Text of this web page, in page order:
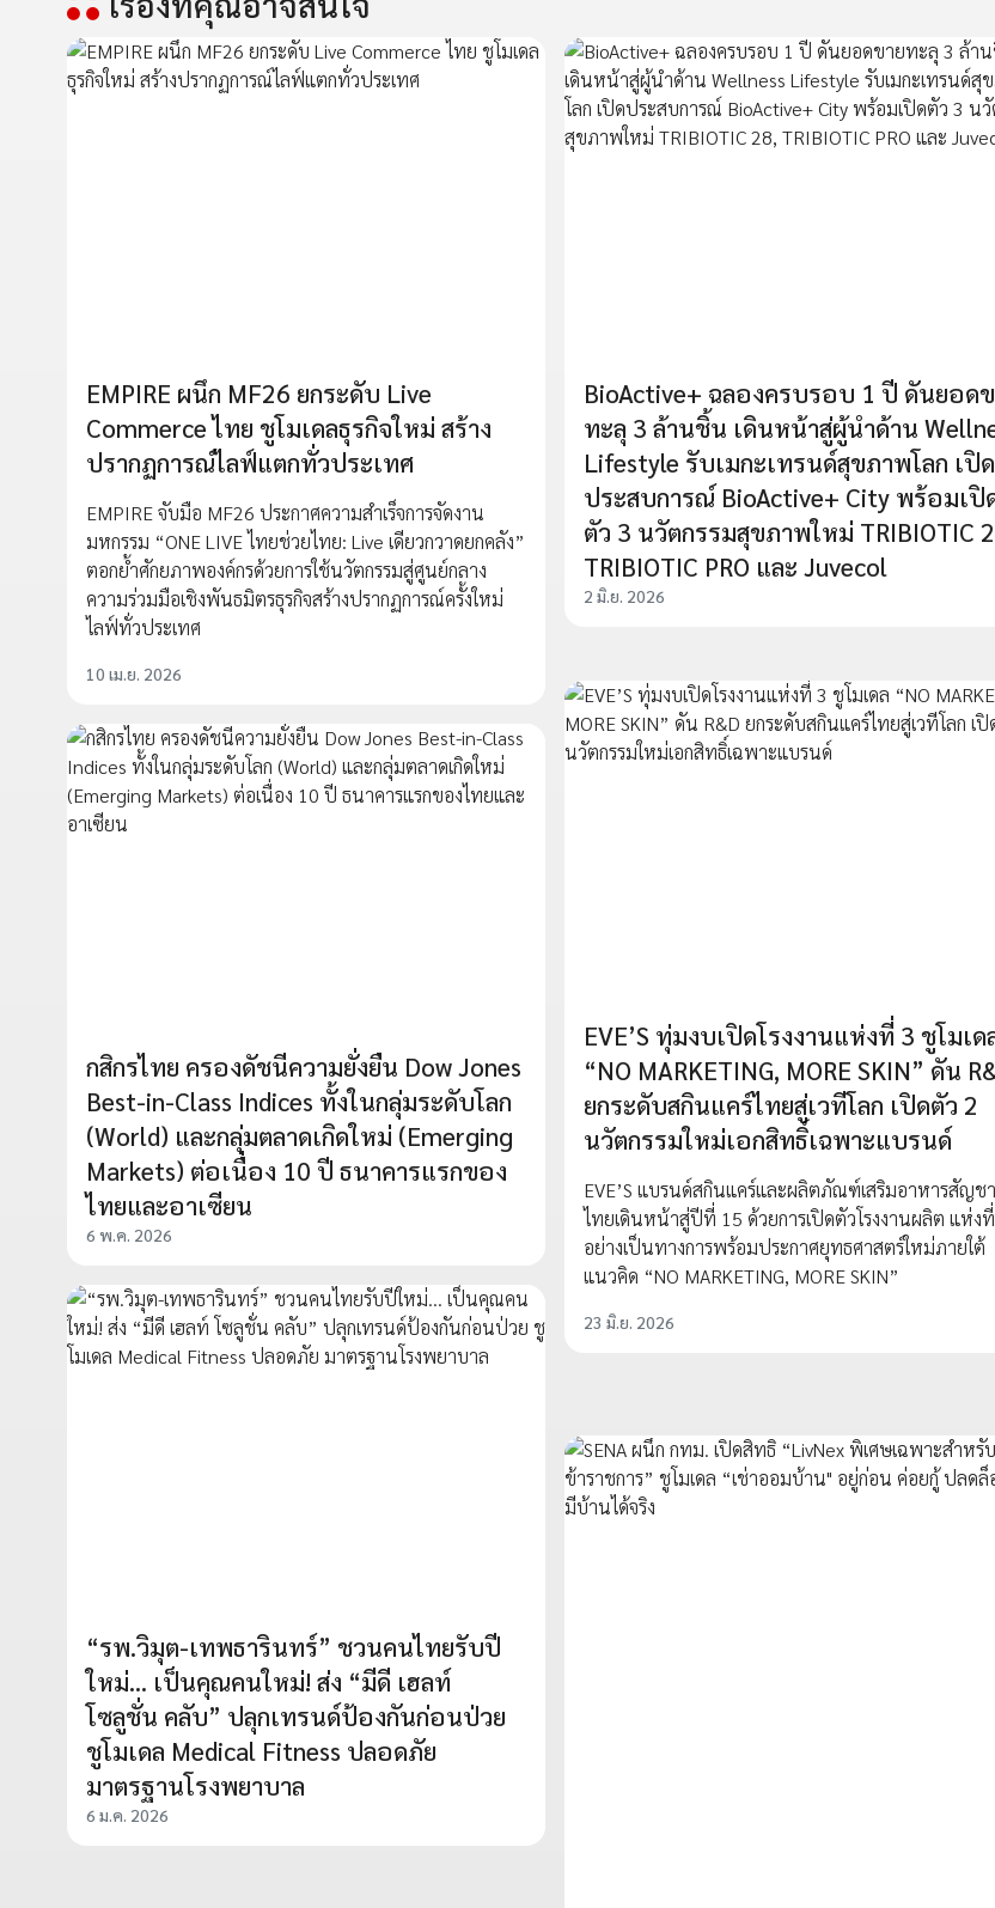
EMPIRE ผนึก MF26 ยกระดับ Live
Commerce ไทย ชูโมเดลธุรกิจใหม่ สร้าง
ปรากฏการณ์ไลฟ์แตกทั่วประเทศ
EMPIRE จับมือ MF26 ประกาศความสำเร็จการจัดงาน
มหกรรม “ONE LIVE ไทยช่วยไทย: Live เดียวกวาดยกคลัง”
ตอกย้ำศักยภาพองค์กรด้วยการใช้นวัตกรรมสู่ศูนย์กลาง
ความร่วมมือเชิงพันธมิตรธุรกิจสร้างปรากฏการณ์ครั้งใหม่
ไลฟ์ทั่วประเทศ
10 เม.ย. 2026
BioActive+ ฉลองครบรอบ 1 ปี ดันยอด
ทะลุ 3 ล้านชิ้น เดินหน้าสู่ผู้นำด้าน
Lifestyle รับเมกะเทรนด์สุขภาพโลก เปิด
ประสบการณ์ BioActive+ City พร้อมเปิ
ตัว 3 นวัตกรรมสุขภาพใหม่ TRIBIOTIC
TRIBIOTIC PRO และ Juvecol
2 มิ.ย. 2026
EVE’S ทุ่มงบเปิดโรงงานแห่งที่ 3 ชูโมเด
“NO MARKETING, MORE SKIN” ดัน
ยกระดับสกินแคร์ไทยสู่เวทีโลก เปิดตัว 2
นวัตกรรมใหม่เอกสิทธิ์เฉพาะแบรนด์
EVE’S แบรนด์สกินแคร์และผลิตภัณฑ์เสริมอาหารสัญช
ไทยเดินหน้าสู่ปีที่ 15 ด้วยการเปิดตัวโรงงานผลิต แห่ง
อย่างเป็นทางการพร้อมประกาศยุทธศาสตร์ใหม่ภายใต้
แนวคิด “NO MARKETING, MORE SKIN”
23 มิ.ย. 2026
กสิกรไทย ครองดัชนีความยั่งยืน Dow Jones
Best-in-Class Indices ทั้งในกลุ่มระดับโลก
(World) และกลุ่มตลาดเกิดใหม่ (Emerging
Markets) ต่อเนื่อง 10 ปี ธนาคารแรกของ
ไทยและอาเซียน
6 พ.ค. 2026
“รพ.วิมุต-เทพธารินทร์” ชวนคนไทยรับปี
ใหม่... เป็นคุณคนใหม่! ส่ง “มีดี เฮลท์
โซลูชั่น คลับ” ปลุกเทรนด์ป้องกันก่อนป่วย
ชูโมเดล Medical Fitness ปลอดภัย
มาตรฐานโรงพยาบาล
6 ม.ค. 2026